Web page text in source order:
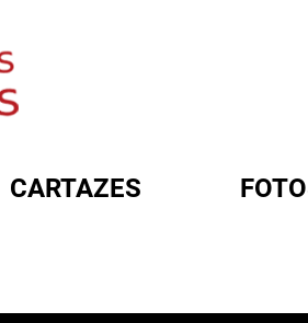
CARTAZES